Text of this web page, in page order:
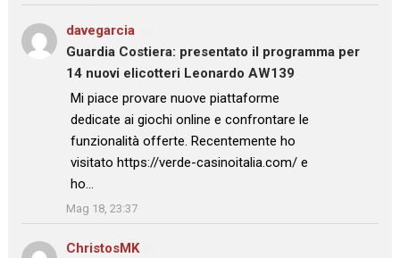
davegarcia
Guardia Costiera: presentato il programma per
14 nuovi elicotteri Leonardo AW139
: “
Mi piace provare nuove piattaforme
dedicate ai giochi online e confrontare le
funzionalità offerte. Recentemente ho
visitato https://verde-casinoitalia.com/ e
ho…
”
Mag 18, 23:37
ChristosMKsu